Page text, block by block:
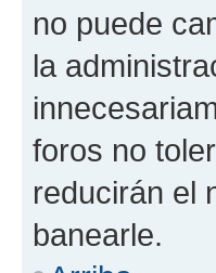
no puede
la
foros no
reducirán el
banearle.